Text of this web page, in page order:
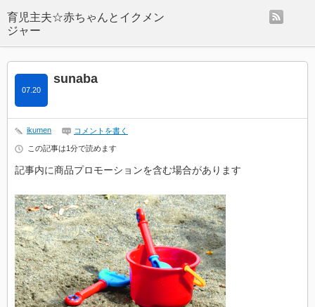
sunaba
07.20
ikumen コメントを書く
この記事は1分で読めます
記事内に商品プロモーションを含む場合があります